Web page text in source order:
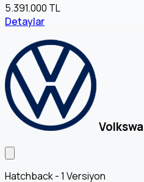
5.391.000 TL
Detaylar
Hatchback - 1 Versiyon